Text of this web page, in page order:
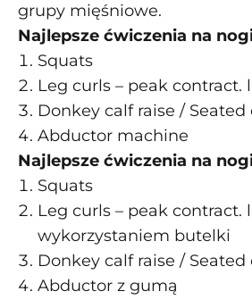
grupy mięśniowe.
Najlepsze ćwiczenia na
Squats
Leg curls – peak contract.
Donkey calf raise / Seated
Abductor machine
Najlepsze ćwiczenia na
Squats
Leg curls – peak contract.
wykorzystaniem butelki
Donkey calf raise / Seated
Abductor z gumą